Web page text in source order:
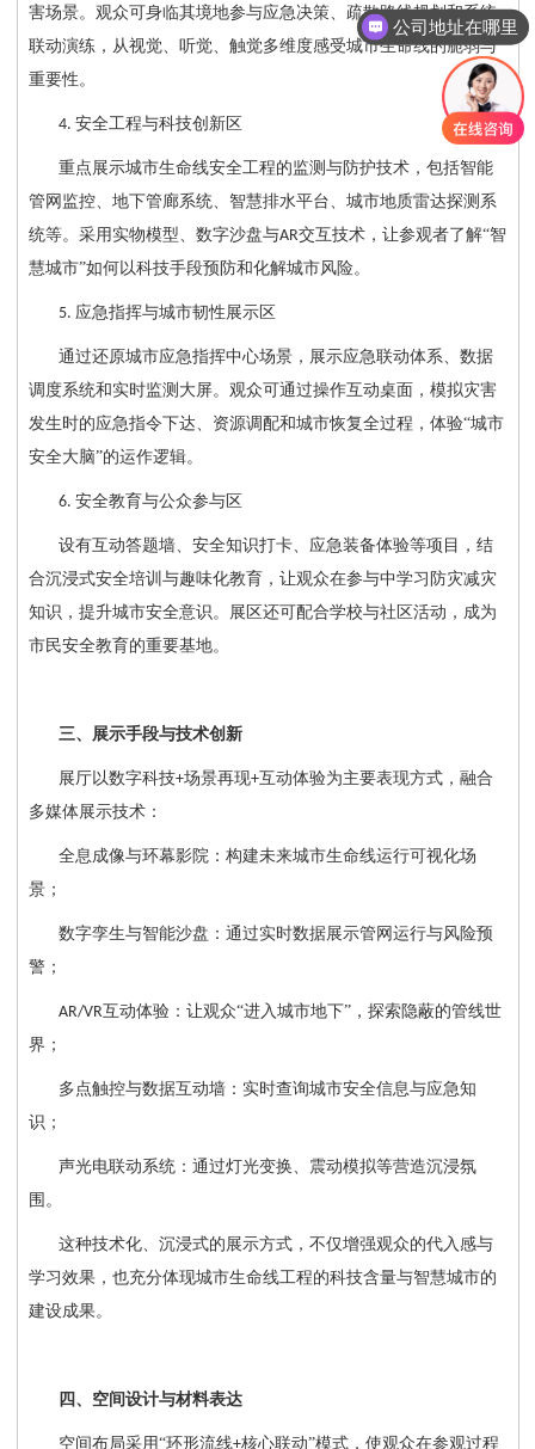
害场景。观众可身临其境地参与应急决策、疏散路线规划和系统
联动演练，从视觉、听觉、触觉多维度感受城市生命线的脆弱与
重要性。
4. 安全工程与科技创新区
重点展示城市生命线安全工程的监测与防护技术，包括智能
管网监控、地下管廊系统、智慧排水平台、城市地质雷达探测系
统等。采用实物模型、数字沙盘与AR交互技术，让参观者了解“智
慧城市”如何以科技手段预防和化解城市风险。
5. 应急指挥与城市韧性展示区
通过还原城市应急指挥中心场景，展示应急联动体系、数据
调度系统和实时监测大屏。观众可通过操作互动桌面，模拟灾害
发生时的应急指令下达、资源调配和城市恢复全过程，体验“城市
安全大脑”的运作逻辑。
6. 安全教育与公众参与区
设有互动答题墙、安全知识打卡、应急装备体验等项目，结
合沉浸式安全培训与趣味化教育，让观众在参与中学习防灾减灾
知识，提升城市安全意识。展区还可配合学校与社区活动，成为
市民安全教育的重要基地。
三、展示手段与技术创新
展厅以数字科技+场景再现+互动体验为主要表现方式，融合
多媒体展示技术：
全息成像与环幕影院：构建未来城市生命线运行可视化场
景；
数字孪生与智能沙盘：通过实时数据展示管网运行与风险预
警；
AR/VR互动体验：让观众“进入城市地下”，探索隐蔽的管线世
界；
多点触控与数据互动墙：实时查询城市安全信息与应急知
识；
声光电联动系统：通过灯光变换、震动模拟等营造沉浸氛
围。
这种技术化、沉浸式的展示方式，不仅增强观众的代入感与
学习效果，也充分体现城市生命线工程的科技含量与智慧城市的
建设成果。
四、空间设计与材料表达
空间布局采用“环形流线+核心联动”模式，使观众在参观过程
咨询展厅设计